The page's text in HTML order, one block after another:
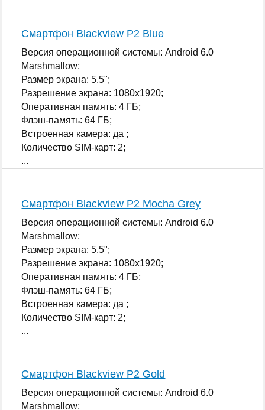
Смартфон Blackview P2 Blue
Версия операционной системы: Android 6.0
Marshmallow;
Размер экрана: 5.5";
Разрешение экрана: 1080x1920;
Оперативная память: 4 ГБ;
Флэш-память: 64 ГБ;
Встроенная камера: да ;
Количество SIM-карт: 2;
...
Смартфон Blackview P2 Mocha Grey
Версия операционной системы: Android 6.0
Marshmallow;
Размер экрана: 5.5";
Разрешение экрана: 1080x1920;
Оперативная память: 4 ГБ;
Флэш-память: 64 ГБ;
Встроенная камера: да ;
Количество SIM-карт: 2;
...
Смартфон Blackview P2 Gold
Версия операционной системы: Android 6.0
Marshmallow;